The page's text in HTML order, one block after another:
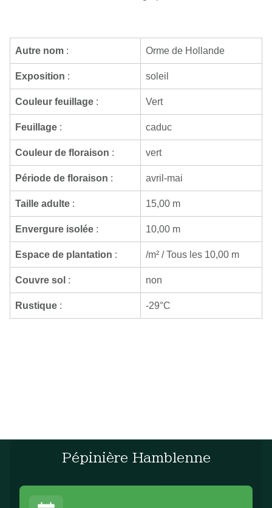
Autre nom : Orme de Hollande
Exposition : soleil
Couleur feuillage : Vert
Feuillage : caduc
Couleur de floraison : vert
Période de floraison : avril-mai
Taille adulte : 15,00 m
Envergure isolée : 10,00 m
Espace de plantation : /m² / Tous les 10,00 m
Couvre sol : non
Rustique : -29°C
Pépinière Hamblenne